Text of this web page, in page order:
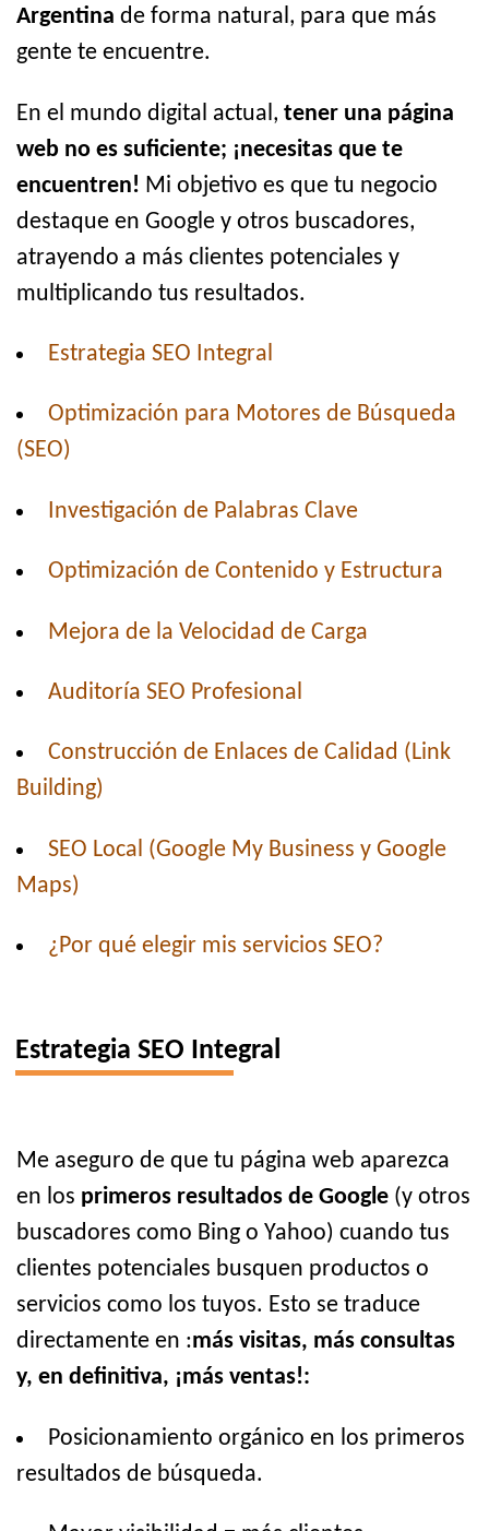
Argentina de forma natural, para que más
gente te encuentre.
En el mundo digital actual, tener una página
web no es suficiente; ¡necesitas que te
encuentren! Mi objetivo es que tu negocio
destaque en Google y otros buscadores,
atrayendo a más clientes potenciales y
multiplicando tus resultados.
Estrategia SEO Integral
Optimización para Motores de Búsqueda
(SEO)
Investigación de Palabras Clave
Optimización de Contenido y Estructura
Mejora de la Velocidad de Carga
Auditoría SEO Profesional
Construcción de Enlaces de Calidad (Link
Building)
SEO Local (Google My Business y Google
Maps)
¿Por qué elegir mis servicios SEO?
Estrategia SEO Integral
Me aseguro de que tu página web aparezca
en los primeros resultados de Google (y otros
buscadores como Bing o Yahoo) cuando tus
clientes potenciales busquen productos o
servicios como los tuyos. Esto se traduce
directamente en :más visitas, más consultas
y, en definitiva, ¡más ventas!:
Posicionamiento orgánico en los primeros
resultados de búsqueda.